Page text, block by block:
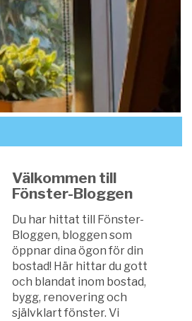
Välkommen till
Fönster-Bloggen
Du har hittat till Fönster-
Bloggen, bloggen som
öppnar dina ögon för din
bostad! Här hittar du gott
och blandat inom bostad,
bygg, renovering och
självklart fönster. Vi